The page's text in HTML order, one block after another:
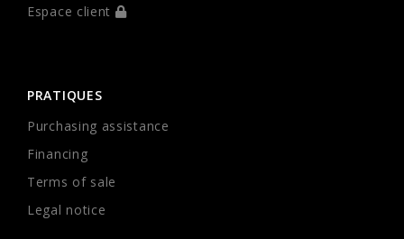
Espace client
PRATIQUES
Purchasing assistance
Financing
Terms of sale
Legal notice